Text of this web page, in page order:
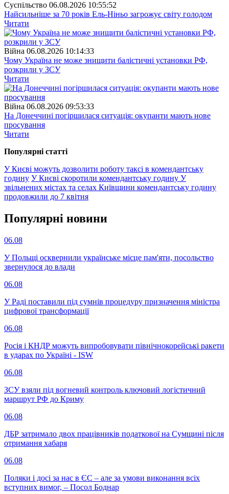
Суспiльство 06.08.2026 10:55:52
Найсильніше за 70 років Ель-Ніньо загрожує світу голодом
Читати
Війна 06.08.2026 10:14:33
Чому Україна не може знищити балістичні установки РФ,
розкрили у ЗСУ
Читати
Війна 06.08.2026 09:53:33
На Донеччині погіршилася ситуація: окупанти мають нове
просування
Читати
Популярнi статтi
У Києві можуть дозволити роботу таксі в комендантську
годину У Києві скоротили комендантську годину У
звільнених містах та селах Київщини комендантську годину
продовжили до 7 квітня
Популярнi новини
06.08
У Польщі осквернили українське місце пам'яти, посольство
звернулося до влади
06.08
У Раді поставили під сумнів процедуру призначення міністра
цифрової трансформації
06.08
Росія і КНДР можуть випробовувати північнокорейські ракети
в ударах по Україні - ISW
06.08
ЗСУ взяли під вогневий контроль ключовий логістичний
маршрут РФ до Криму
06.08
ДБР затримало двох працівників податкової на Сумщині після
отримання хабаря
06.08
Поляки і досі за нас в ЄС – але за умови виконання всіх
вступних вимог, – Посол Боднар